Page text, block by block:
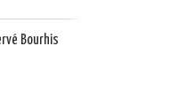
Bourhis